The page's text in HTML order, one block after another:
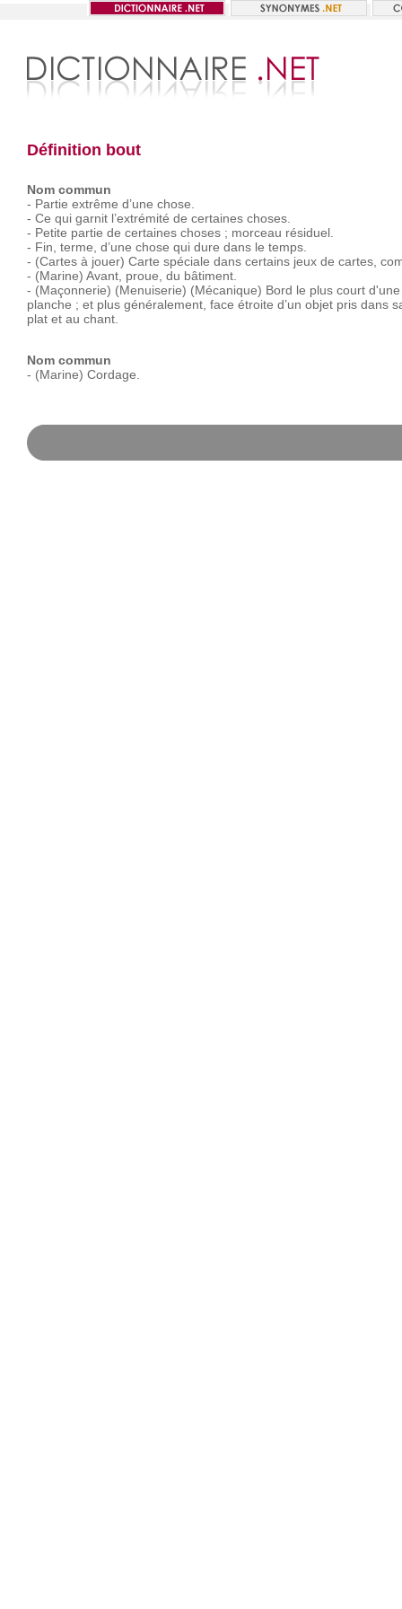
Définition bout
Nom commun
- Partie extrême d’une chose.
- Ce qui garnit l’extrémité de certaines choses.
- Petite partie de certaines choses ; morceau résiduel.
- Fin, terme, d’une chose qui dure dans le temps.
- (Cartes à jouer) Carte spéciale dans certains jeux de cartes,
- (Marine) Avant, proue, du bâtiment.
- (Maçonnerie) (Menuiserie) (Mécanique) Bord le plus court d'une
planche ; et plus généralement, face étroite d’un objet pris dans
plat et au chant.
Nom commun
- (Marine) Cordage.